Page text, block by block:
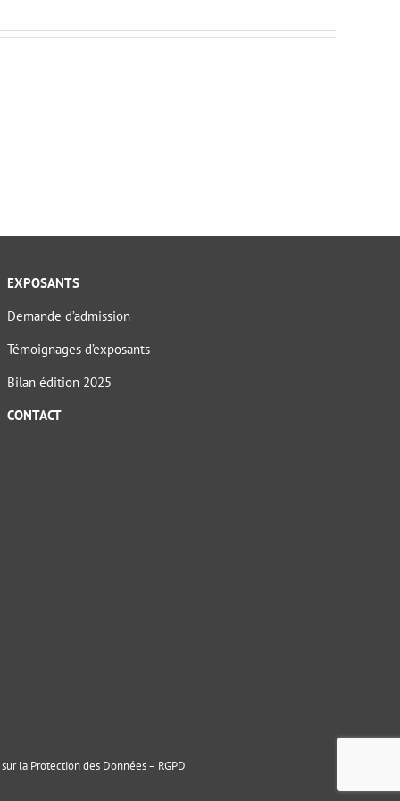
EXPOSANTS
Demande d’admission
Témoignages d’exposants
Bilan édition 2025
CONTACT
la Protection des Données – RGPD